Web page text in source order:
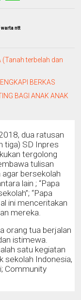
warta ntt
(Tanah terbelah dan
BERKAS
BAGI ANAK ANAK
dua ratusan
tiga) SD Inpres
tergolong
tulisan
bersekolah
lain ; “Papa
“Papa
ini menceritakan
mereka.
orang tua berjalan
istimewa.
satu kegiatan
sekolah Indonesia,
Community